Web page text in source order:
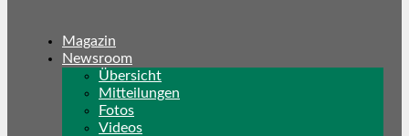
Magazin
Newsroom
Übersicht
Mitteilungen
Fotos
Videos